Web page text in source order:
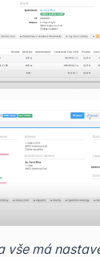
vše má